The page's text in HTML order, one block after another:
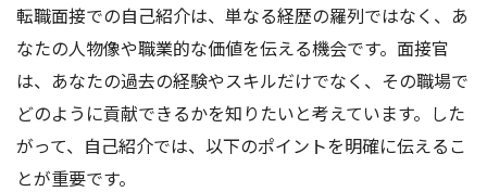
転職面接での自己紹介は、単なる経歴の羅列ではなく、あ
なたの人物像や職業的な価値を伝える機会です。面接官
は、あなたの過去の経験やスキルだけでなく、その職場で
どのように貢献できるかを知りたいと考えています。した
がって、自己紹介では、以下のポイントを明確に伝えるこ
とが重要です。